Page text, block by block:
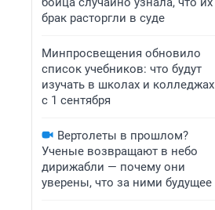
брак расторгли в суде
Минпросвещения обновило
список учебников: что будут
изучать в школах и колледжах
с 1 сентября
Вертолеты в прошлом?
Ученые возвращают в небо
дирижабли — почему они
уверены, что за ними будущее